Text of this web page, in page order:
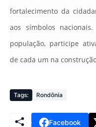
fortalecimento da
aos símbolos
população, participe
de cada um na
Tags: Rondônia
Facebook